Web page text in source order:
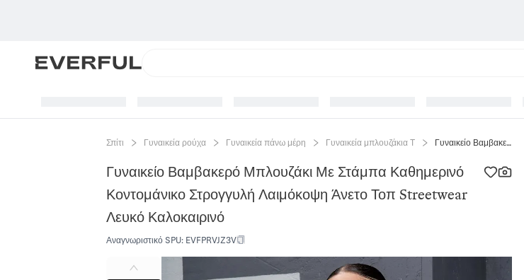
Σπίτι Γυναικεία ρούχα Γυναικεία πάνω μέρη Γυναικεία μπλουζάκια T Γυναικείο Βαμβακερό Μπλουζάκι Με Στάμπα Καθημερινό Κοντομάνικο Στρογγυλή Λαιμόκοψη Άνετο Τοπ Streetwear Λευκό Καλοκαιρινό
Γυναικείο Βαμβακερό Μπλουζάκι Με Στάμπα Καθημερινό
Κοντομάνικο Στρογγυλή Λαιμόκοψη Άνετο Τοπ Streetwear
Λευκό Καλοκαιρινό
Αναγνωριστικό SPU: EVFPRVJZ3V